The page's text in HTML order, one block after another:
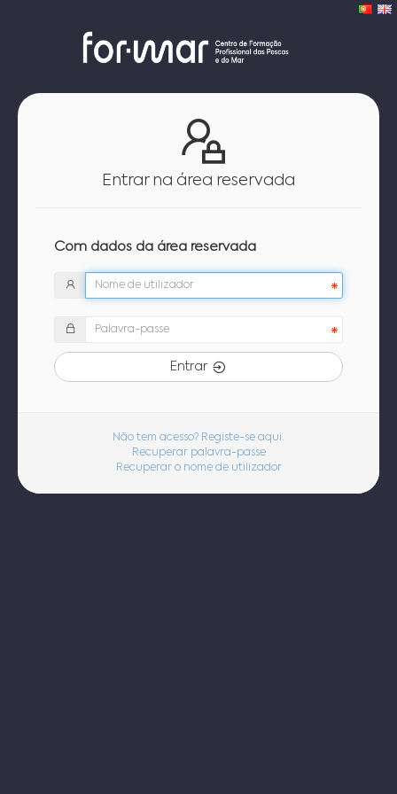
Entrar na área reservada
Com dados da área reservada
Entrar
Não tem acesso? Registe-se aqui.
Recuperar palavra-passe
Recuperar o nome de utilizador